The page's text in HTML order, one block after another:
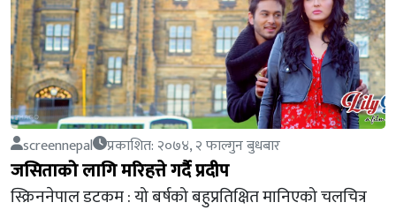
screennepal प्रकाशित: २०७४, २ फाल्गुन बुधबार
जसिताको लागि मरिहत्ते गर्दै प्रदीप
स्क्रिननेपाल डटकम : यो बर्षको बहुप्रतिक्षित मानिएको चलचित्र